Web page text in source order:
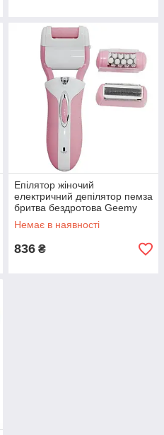
Епілятор жіночий
електричний депілятор пемза
бритва бездротова Geemy
GM-3052 Pro LED 3 в 1
Рожевий
Немає в наявності
836 ₴